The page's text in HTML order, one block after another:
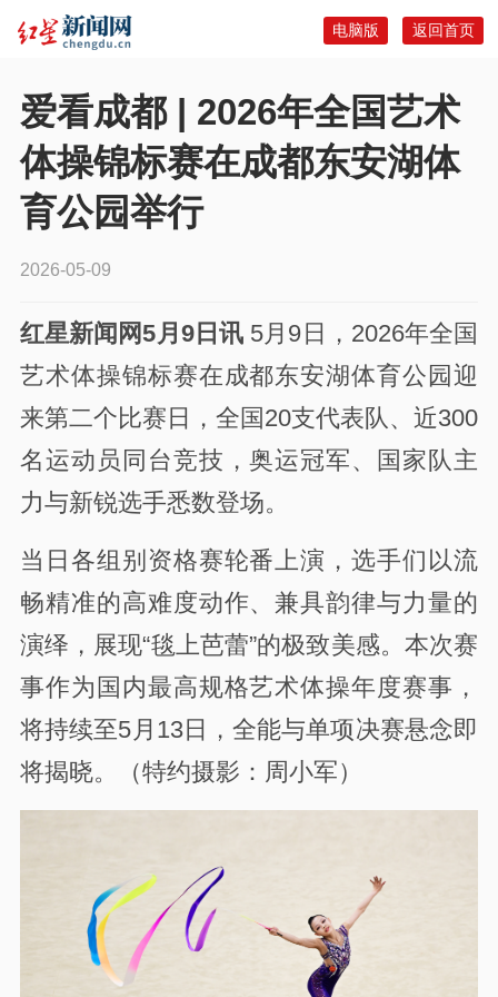
返回首页
电脑版
爱看成都 | 2026年全国艺术
体操锦标赛在成都东安湖体
育公园举行
2026-05-09
红星新闻网5月9日讯 5月9日，2026年全国
艺术体操锦标赛在成都东安湖体育公园迎
来第二个比赛日，全国20支代表队、近300
名运动员同台竞技，奥运冠军、国家队主
力与新锐选手悉数登场。
当日各组别资格赛轮番上演，选手们以流
畅精准的高难度动作、兼具韵律与力量的
演绎，展现“毯上芭蕾”的极致美感。本次赛
事作为国内最高规格艺术体操年度赛事，
将持续至5月13日，全能与单项决赛悬念即
将揭晓。（特约摄影：周小军）